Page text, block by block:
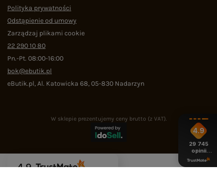
Polityka prywatności
Odstąpienie od umowy
Zarządzaj plikami cookie
22 290 10 80
Pn.-Pt. 08:00-16:00
bok@ebutik.pl
eButik.pl,Al. Katowicka 68,05-830 Nadarzyn
W sklepie prezentujemy ceny brutto (z VAT).
4.9
4.9
29 745
opinii
z całego